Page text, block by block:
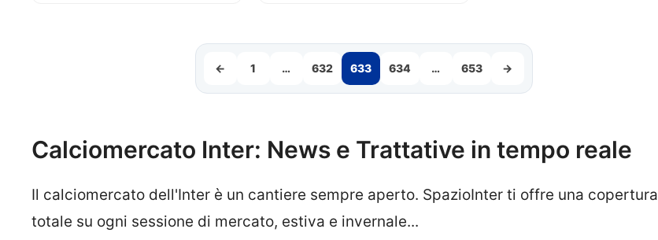
← 1 … 632 633 634 … 653 →
Calciomercato Inter: News e Trattative in tempo reale
Il calciomercato dell'Inter è un cantiere sempre aperto. SpazioInter ti offre una copertura
totale su ogni sessione di mercato, estiva e invernale...